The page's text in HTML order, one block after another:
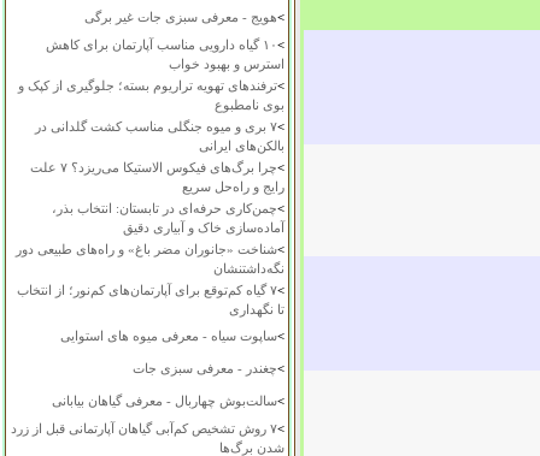
>هویج - معرفی سبزی جات غیر برگی
>
۱۰ گیاه دارویی مناسب آپارتمان برای کاهش
استرس و بهبود خواب
>ترفندهای تهویه تراریوم بسته؛ جلوگیری از کپک و
بوی نامطبوع
>
۷ بری و میوه جنگلی مناسب کشت گلدانی در
بالکن‌های ایرانی
>
چرا برگ‌های فیکوس الاستیکا می‌ریزد؟ ۷ علت
رایج و راه‌حل سریع
>چمن‌کاری حرفه‌ای در تابستان: انتخاب بذر،
آماده‌سازی خاک و آبیاری دقیق
>شناخت «جانوران مضر باغ» و راه‌های طبیعی دور
نگه‌داشتنشان
>
۷ گیاه کم‌توقع برای آپارتمان‌های کم‌نور؛ از انتخاب
تا نگهداری
>ساپوت سیاه - معرفی میوه های استوایی
>چغندر - معرفی سبزی جات
>سالت‌بوش چهاربال - معرفی گیاهان بیابانی
>
۷ روش تشخیص کم‌آبی گیاهان آپارتمانی قبل از زرد
شدن برگ‌ها